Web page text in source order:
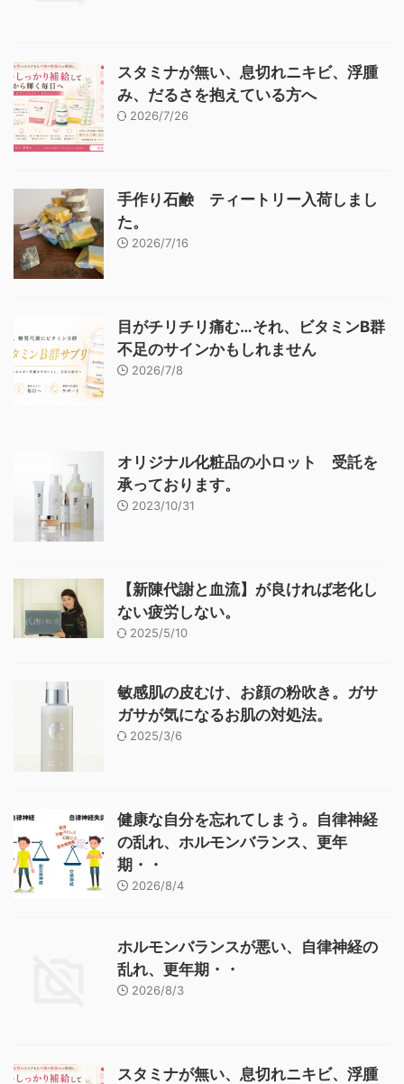
スタミナが無い、息切れニキビ、浮腫
み、だるさを抱えている方へ
2026/7/26
手作り石鹸 ティートリー入荷しまし
た。
2026/7/16
目がチリチリ痛む…それ、ビタミンB群
不足のサインかもしれません
2026/7/8
オリジナル化粧品の小ロット 受託を
承っております。
2023/10/31
【新陳代謝と血流】が良ければ老化し
ない疲労しない。
2025/5/10
敏感肌の皮むけ、お顔の粉吹き。ガサ
ガサが気になるお肌の対処法。
2025/3/6
健康な自分を忘れてしまう。自律神経
の乱れ、ホルモンバランス、更年
期・・
2026/8/4
ホルモンバランスが悪い、自律神経の
乱れ、更年期・・
2026/8/3
スタミナが無い、息切れニキビ、浮腫